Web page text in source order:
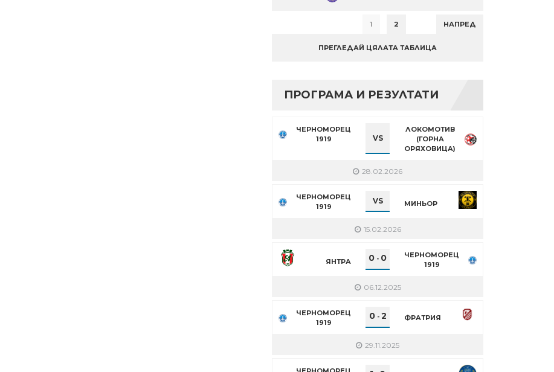
1 2 НАПРЕД
ПРЕГЛЕДАЙ ЦЯЛАТА ТАБЛИЦА
ПРОГРАМА И РЕЗУЛТАТИ
ЧЕРНОМОРЕЦ
1919
VS
ЛОКОМОТИВ
(ГОРНА
ОРЯХОВИЦА)
28.02.2026
ЧЕРНОМОРЕЦ
1919
VS МИНЬОР
15.02.2026
ЯНТРА 0 - 0
ЧЕРНОМОРЕЦ
1919
06.12.2025
ЧЕРНОМОРЕЦ
1919
0- 2 ФРАТРИЯ
29.11.2025